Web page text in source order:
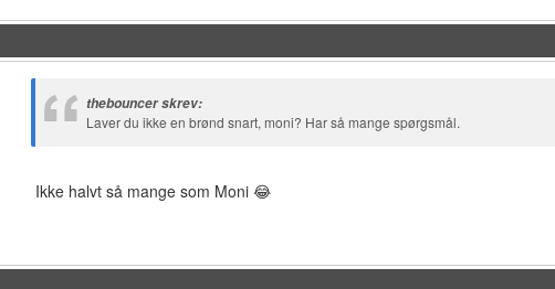
thebouncer skrev:
Laver du ikke en brønd snart, moni? Har så mange spørgsmål.
Ikke halvt så mange som Moni 😂